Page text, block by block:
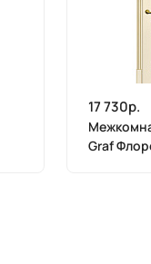
17 730р.
Graf